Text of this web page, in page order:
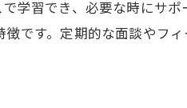
学習でき、必要な時にサ
です。定期的な面談やフ